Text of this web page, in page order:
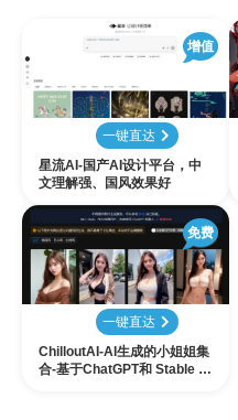
增值
一键直达
星流AI-国产AI设计平台，中
文理解强、国风效果好
免费
一键直达
ChilloutAI-AI生成的小姐姐集
合-基于ChatGPT和 Stable Di